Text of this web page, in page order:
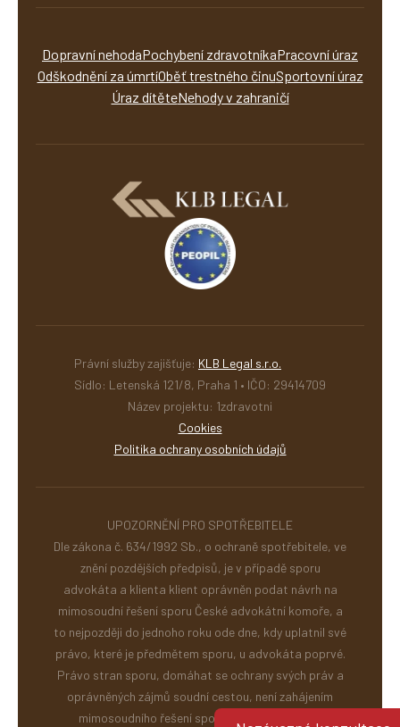
Dopravní nehodaPochybení zdravotníkaPracovní úraz
Odškodnění za úmrtíOběť trestného činuSportovní úraz
Úraz dítěteNehody v zahraničí
Právní služby zajišťuje: KLB Legal s.r.o.
Sídlo: Letenská 121/8, Praha 1 • IČO: 29414709
Název projektu: 1zdravotni
Cookies
Politika ochrany osobních údajů
UPOZORNĚNÍ PRO SPOTŘEBITELE
Dle zákona č. 634/1992 Sb., o ochraně spotřebitele, ve
znění pozdějších předpisů, je v případě sporu
advokáta a klienta klient oprávněn podat návrh na
mimosoudní řešení sporu České advokátní komoře, a
to nejpozději do jednoho roku ode dne, kdy uplatnil své
právo, které je předmětem sporu, u advokáta poprvé.
Právo stran sporu, domáhat se ochrany svých práv a
oprávněných zájmů soudní cestou, není zahájením
mimosoudního řešení spotřebitelského sporu